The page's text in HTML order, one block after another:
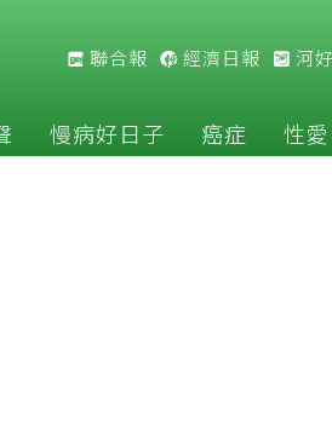
聯合報 經濟日報 河
慢病好日子 癌症 性愛